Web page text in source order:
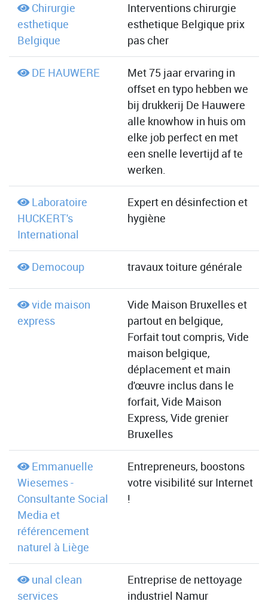
Chirurgie
esthetique
Belgique
Interventions chirurgie
esthetique Belgique prix
pas cher
DE HAUWERE
Met 75 jaar ervaring in
offset en typo hebben we
bij drukkerij De Hauwere
alle knowhow in huis om
elke job perfect en met
een snelle levertijd af te
werken.
Laboratoire
HUCKERT's
International
Expert en désinfection et
hygiène
Democoup travaux toiture générale
vide maison
express
Vide Maison Bruxelles et
partout en belgique,
Forfait tout compris, Vide
maison belgique,
déplacement et main
d'œuvre inclus dans le
forfait, Vide Maison
Express, Vide grenier
Bruxelles
Emmanuelle
Wiesemes -
Consultante Social
Media et
référencement
naturel à Liège
Entrepreneurs, boostons
votre visibilité sur Internet
!
unal clean
services
Entreprise de nettoyage
industriel Namur